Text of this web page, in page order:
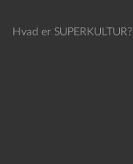
Hvad er SUPERKULTUR?